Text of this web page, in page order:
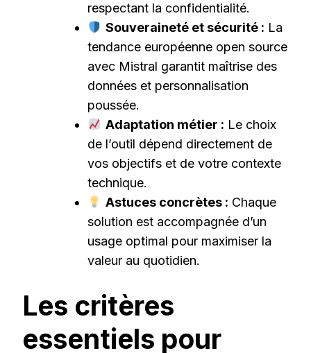
respectant la confidentialité.
Souveraineté et sécurité : La
tendance européenne open source
avec Mistral garantit maîtrise des
données et personnalisation
poussée.
Adaptation métier : Le choix
de l’outil dépend directement de
vos objectifs et de votre contexte
technique.
Astuces concrètes : Chaque
solution est accompagnée d’un
usage optimal pour maximiser la
valeur au quotidien.
Les critères
essentiels pour